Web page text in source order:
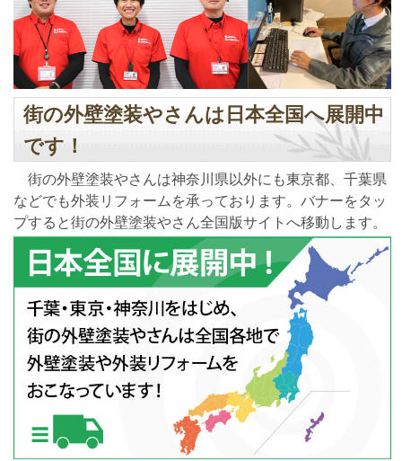
街の外壁塗装やさんは日本全国へ展開中
です！
街の外壁塗装やさんは神奈川県以外にも東京都、千葉県
などでも外装リフォームを承っております。バナーをタッ
プすると街の外壁塗装やさん全国版サイトへ移動します。